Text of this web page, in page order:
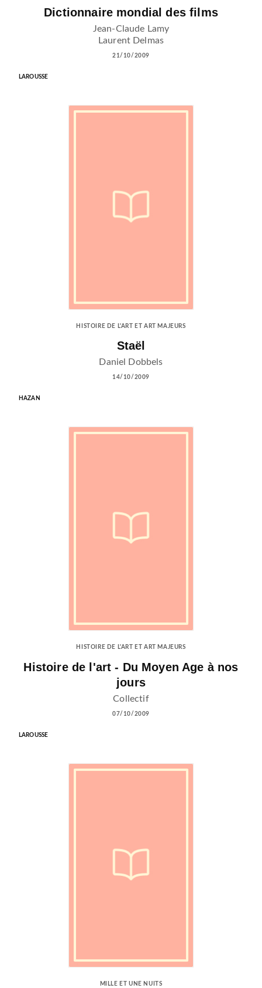
Dictionnaire mondial des films
Jean-Claude Lamy
Laurent Delmas
21/10/2009
LAROUSSE
HISTOIRE DE L'ART ET ART MAJEURS
Staël
Daniel Dobbels
14/10/2009
HAZAN
HISTOIRE DE L'ART ET ART MAJEURS
Histoire de l'art - Du Moyen Age à nos
jours
Collectif
07/10/2009
LAROUSSE
MILLE ET UNE NUITS